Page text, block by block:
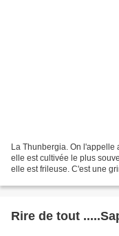
La Thunbergia. On l'appelle
elle est cultivée le plus
elle est frileuse. C'est une
Rire de tout